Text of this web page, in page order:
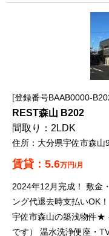
登録番号BAAB0000-
REST森山 B202
2LDK
大分県宇佐市森山
5.6万円/月
2024年12月完成！ 敷金
ング代退去時支払いOK
宇佐市森山の築浅物件★
です） 温水洗浄便座・